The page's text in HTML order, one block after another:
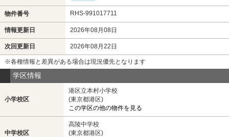
物件番号 RHS-991017711
情報更新日 2026年08月08日
次回更新日 2026年08月22日
※各種情報と差異がある場合は現況優先となります
学区情報
小学校区
港区立本村小学校
(東京都港区)
この学区の他の物件を見る
中学校区
高陵中学校
(東京都港区)